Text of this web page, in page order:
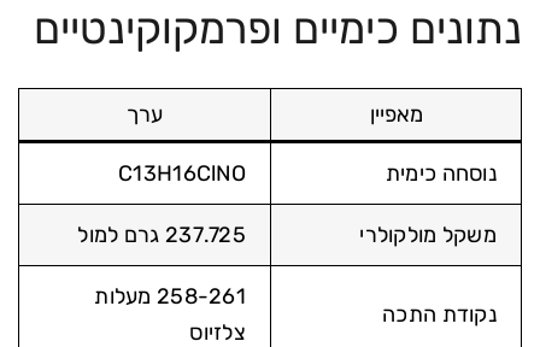
נתונים כימיים ופרמקוקינטיים
מאפיין ערך
נוסחה כימית C13H16ClNO
משקל מולקולרי 237.725 גרם למול
נקודת התכה
258-261 מעלות
צלזיוס